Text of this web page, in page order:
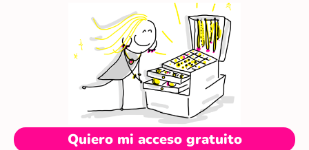
Quiero mi acceso gratuito